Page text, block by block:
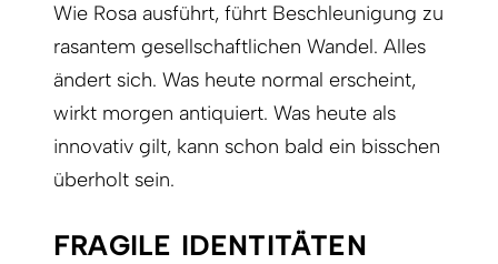
Wie Rosa ausführt, führt Beschleunigung zu
rasantem gesellschaftlichen Wandel. Alles
ändert sich. Was heute normal erscheint,
wirkt morgen antiquiert. Was heute als
innovativ gilt, kann schon bald ein bisschen
überholt sein.
FRAGILE IDENTITÄTEN